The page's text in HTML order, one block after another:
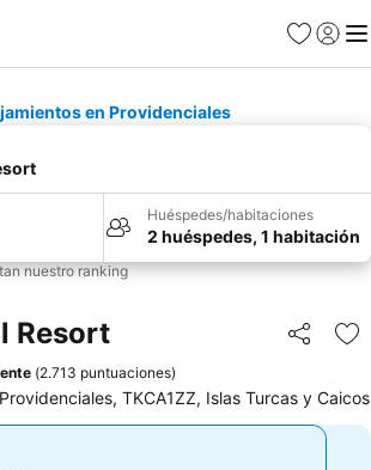
Favoritos
Iniciar
en Providenciales
Huéspedes/habitaciones
2 huéspedes, 1 habitación
nuestro ranking
Resort Compartir
(2.713 puntuaciones)
TKCA1ZZ, Islas Turcas y Caicos